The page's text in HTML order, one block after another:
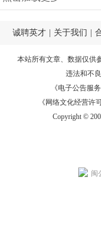
诚聘英才 关于我们
本站所有文章、数据仅供
违法和不
《电子公告服务
《网络文化经营许
Copyright ©
闽